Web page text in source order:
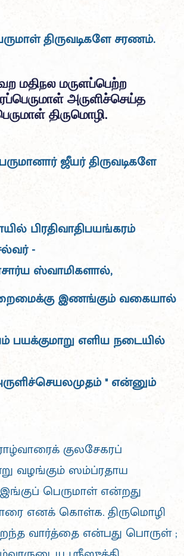
திருவடிகளே சரணம்.
மதிநல மருளப்பெற்ற
அருளிச்செய்த
திருமொழி.
ஜீயர் திருவடிகளே
பிரதிவாதிபயங்கரம்
-
ஸ்வாமிகளால்,
இணங்கும் வகையால்
பயக்குமாறு எளிய நடையில்
" என்னும்
குலசேகரப்
வழங்கும் ஸம்ப்ரதாய
பெருமாள் என்றது
எனக் கொள்க. திருமொழி
வார்த்தை என்பது பொருள் ;